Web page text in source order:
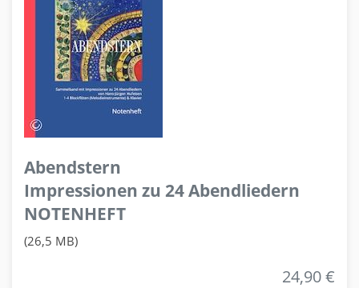
Abendstern
Impressionen zu 24 Abendliedern
NOTENHEFT
(26,5 MB)
24,90 €